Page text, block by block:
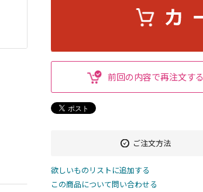
前回の内容で再注文する
ご注文方法
欲しいものリストに追加する
この商品について問い合わせる